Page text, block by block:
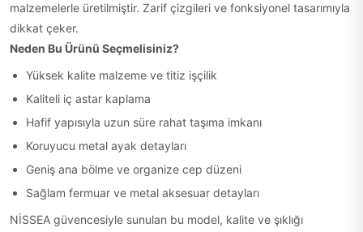
malzemelerle üretilmiştir. Zarif çizgileri ve fonksiyonel tasarımıyla
dikkat çeker.
Neden Bu Ürünü Seçmelisiniz?
Yüksek kalite malzeme ve titiz işçilik
Kaliteli iç astar kaplama
Hafif yapısıyla uzun süre rahat taşıma imkanı
Koruyucu metal ayak detayları
Geniş ana bölme ve organize cep düzeni
Sağlam fermuar ve metal aksesuar detayları
NİSSEA güvencesiyle sunulan bu model, kalite ve şıklığı